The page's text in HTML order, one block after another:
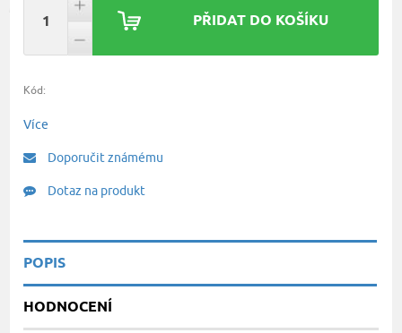
PŘIDAT DO KOŠÍKU
Kód:
Více
Doporučit známému
Dotaz na produkt
POPIS
HODNOCENÍ